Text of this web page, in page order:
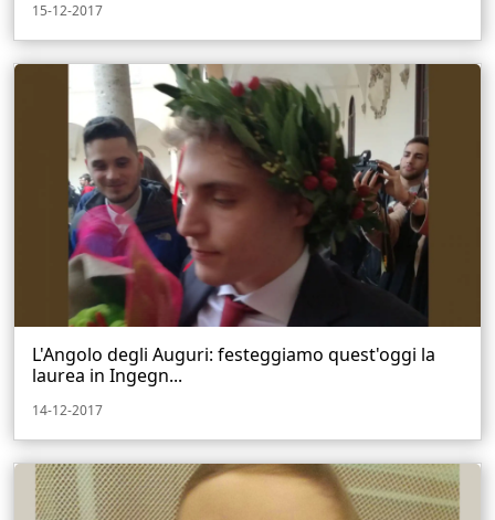
15-12-2017
L'Angolo degli Auguri: festeggiamo quest'oggi la
laurea in Ingegn...
14-12-2017